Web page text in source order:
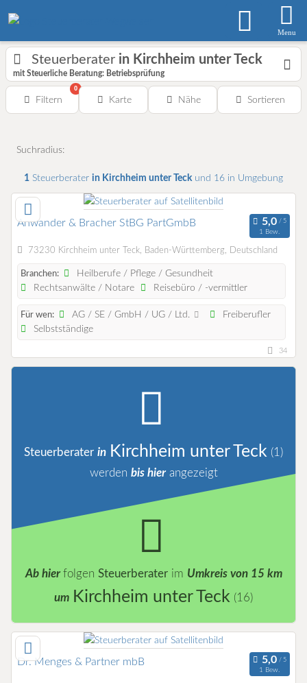
Menu
Steuerberater in Kirchheim unter Teck
mit Steuerliche Beratung: Betriebsprüfung
Filtern
0
Karte Nähe Sortieren
Suchradius:
1 Steuerberater in Kirchheim unter Teckund 16 in Umgebung
Anwander & Bracher StBG PartGmbB
1 Bew.
73230 Kirchheim unter Teck, Baden-Württemberg, Deutschland
Branchen:
Heilberufe / Pflege / Gesundheit
Rechtsanwälte / Notare
Reisebüro / -vermittler
Für wen: AG / SE / GmbH / UG / Ltd.
Freiberufler
Selbstständige
34
Steuerberater in Kirchheim unter Teck (1)
werden bis hierangezeigt
Ab hierfolgen Steuerberaterim Umkreis von 15 km
um Kirchheim unter Teck (16)
Dr. Menges & Partner mbB
1 Bew.